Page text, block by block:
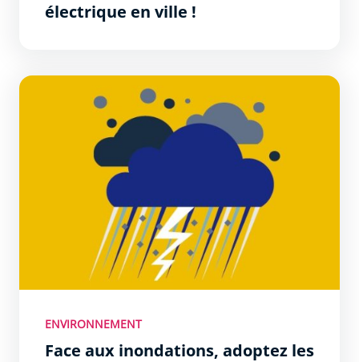
électrique en ville !
Face aux inondations, adoptez les bons comportements
ENVIRONNEMENT
Face aux inondations, adoptez les